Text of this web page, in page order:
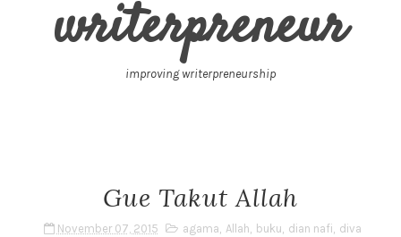
writerpreneur
improving writerpreneurship
Gue Takut Allah
November 07, 2015 agama, Allah, buku, dian nafi, diva